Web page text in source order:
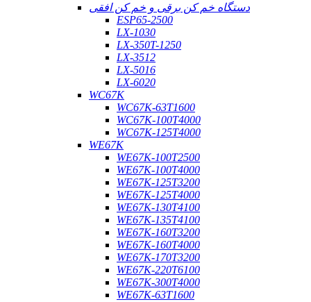
دستگاه خم کن برقی و خم کن افقی
ESP65-2500
LX-1030
LX-350T-1250
LX-3512
LX-5016
LX-6020
WC67K
WC67K-63T1600
WC67K-100T4000
WC67K-125T4000
WE67K
WE67K-100T2500
WE67K-100T4000
WE67K-125T3200
WE67K-125T4000
WE67K-130T4100
WE67K-135T4100
WE67K-160T3200
WE67K-160T4000
WE67K-170T3200
WE67K-220T6100
WE67K-300T4000
WE67K-63T1600